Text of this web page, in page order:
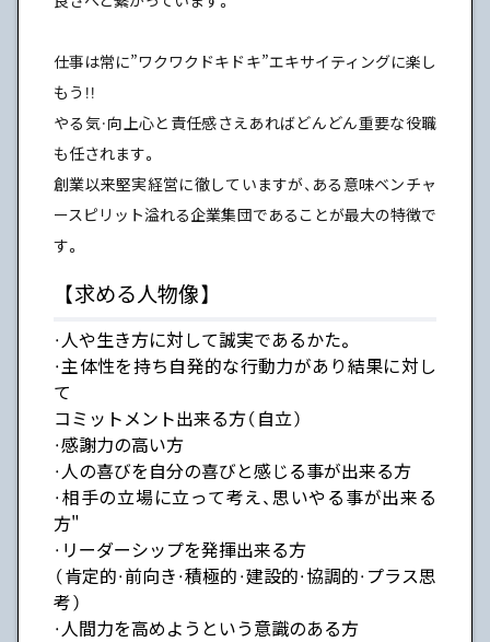
仕事は常に”ワクワクドキドキ”エキサイティングに楽し
もう！！
やる気・向上心と責任感さえあればどんどん重要な役職
も任されます。
創業以来堅実経営に徹していますが、ある意味ベンチャ
ースピリット溢れる企業集団であることが最大の特徴で
す。
【求める人物像】
・人や生き方に対して誠実であるかた。
・主体性を持ち自発的な行動力があり結果に対し
て
コミットメント出来る方（自立）
・感謝力の高い方
・人の喜びを自分の喜びと感じる事が出来る方
・相手の立場に立って考え、思いやる事が出来る
方"
・リーダーシップを発揮出来る方
（肯定的・前向き・積極的・建設的・協調的・プラス思
考）
・人間力を高めようという意識のある方